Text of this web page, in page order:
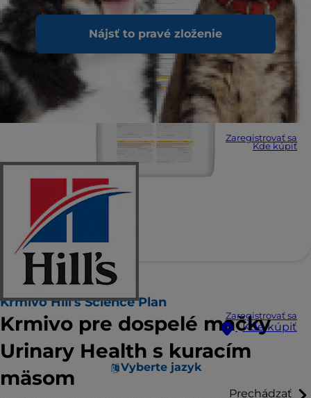
Nájsť to pravé zloženie
Zaregistrovať sa
Kde kúpiť
Zaregistrovať sa
Kde kúpiť
Vyberte jazyk
Prechádzať
Krmivo Hill's Science Plan
Krmivo pre dospelé mačky
Urinary Health s kuracím
mäsom